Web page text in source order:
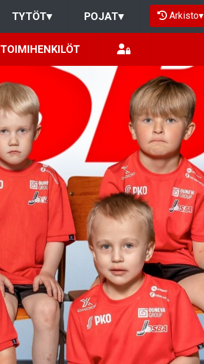
TYTÖT▾ POJAT▾ Arkisto▾
TOIMIHENKILÖT